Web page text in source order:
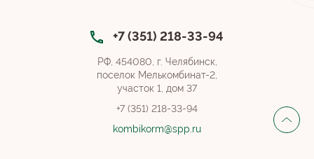
+7 (351) 218-33-94
РФ, 454080, г. Челябинск,
поселок Мелькомбинат-2,
участок 1, дом 37
+7 (351) 218-33-94
kombikorm@spp.ru